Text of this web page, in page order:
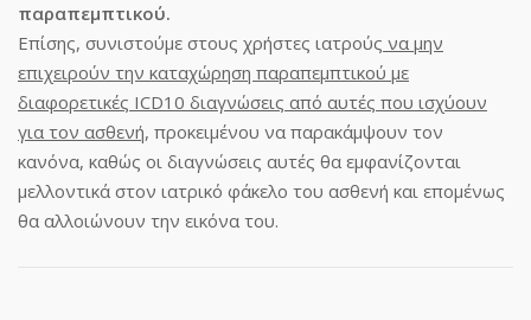
παραπεμπτικού.
Επίσης, συνιστούμε στους χρήστες ιατρούς να μην
επιχειρούν την καταχώρηση παραπεμπτικού με
διαφορετικές ICD10 διαγνώσεις από αυτές που ισχύουν
για τον ασθενή, προκειμένου να παρακάμψουν τον
κανόνα, καθώς οι διαγνώσεις αυτές θα εμφανίζονται
μελλοντικά στον ιατρικό φάκελο του ασθενή και επομένως
θα αλλοιώνουν την εικόνα του.